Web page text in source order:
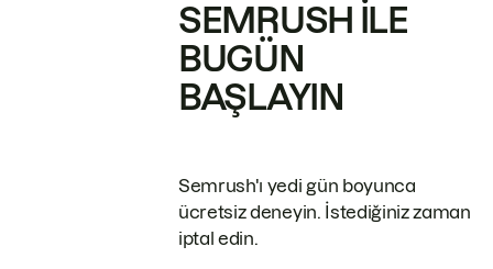
SEMRUSH ILE
BUGÜN
BAŞLAYIN
Semrush'ı yedi gün boyunca
ücretsiz deneyin. İstediğiniz zaman
iptal edin.